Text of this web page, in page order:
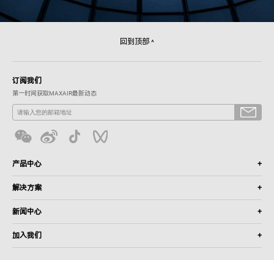
回到顶部 ^
订阅我们
第一时间获取MAXAIR最新动态
产品中心 +
解决方案 +
新闻中心 +
加入我们 +